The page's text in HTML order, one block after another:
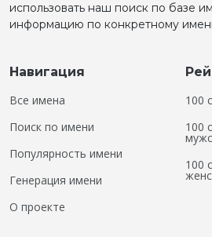
использовать наш поиск по базе
информацию по конкретному
Навигация
Все имена
Поиск по имени
Популярность имени
Генерация имени
О проекте
100
100
100